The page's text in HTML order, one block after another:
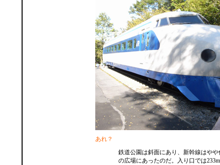
あれ？
鉄道公園は斜面にあり、新幹線はや
の広場にあったのだ。入り口では